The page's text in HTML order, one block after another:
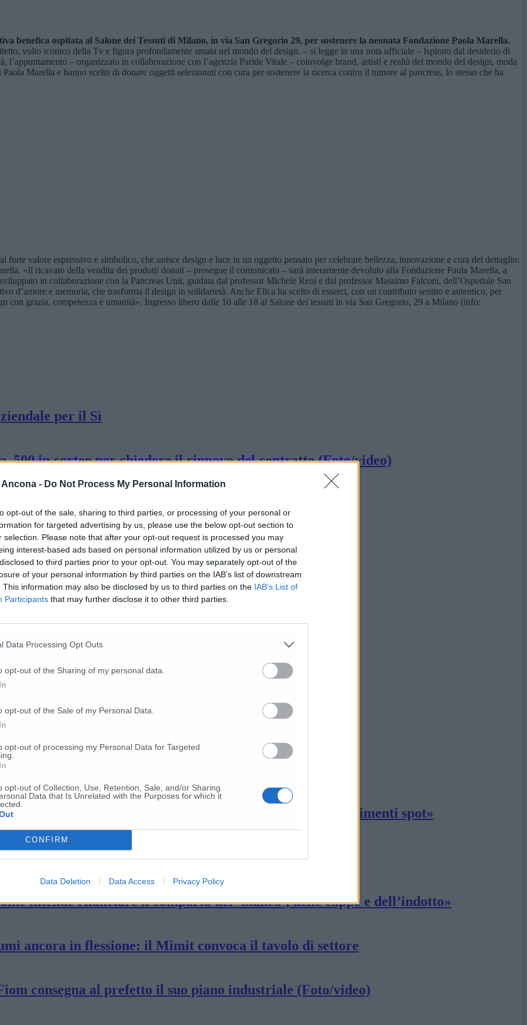
- Do Not Process My Personal Information
opt-out of the sale, sharing to third parties, or processing of your personal or
for targeted advertising by us, please use the below opt-out section to
selection. Please note that after your opt-out request is processed you may
interest-based ads based on personal information utilized by us or personal
to third parties prior to your opt-out. You may separately opt-out of the
of your personal information by third parties on the IAB’s list of downstream
This information may also be disclosed by us to third parties on the IAB’s List of
Participants that may further disclose it to other third parties.
Data Processing Opt Outs
opt-out of the Sharing of my personal data.
opt-out of the Sale of my Personal Data.
opt-out of processing my Personal Data for Targeted
opt-out of Collection, Use, Retention, Sale, and/or Sharing
Data that Is Unrelated with the Purposes for which it
CONFIRM
Data Deletion Data Access Privacy Policy
benefica ospitata al Salone dei Tessuti di Milano, in via San Gregorio 29, per sostenere la neonata Fondazione Paola Marella.
volto iconico della Tv e figura profondamente amata nel mondo del design. – si legge in una nota ufficiale – Ispirato dal desiderio di
l’appuntamento – organizzato in collaborazione con l’agenzia Paride Vitale – coinvolge brand, artisti e realtà del mondo del design, moda
Marella e hanno scelto di donare oggetti selezionati con cura per sostenere la ricerca contro il tumore al pancreas, lo stesso che ha
valore espressivo e simbolico, che unisce design e luce in un oggetto pensato per celebrare bellezza, innovazione e cura del dettaglio:
«Il ricavato della vendita dei prodotti donati – prosegue il comunicato – sarà interamente devoluto alla Fondazione Paola Marella, a
in collaborazione con la Pancreas Unit, guidata dal professor Michele Reni e dal professor Massimo Falconi, dell’Ospedale San
d’amore e memoria, che trasforma il design in solidarietà. Anche Elica ha scelto di esserci, con un contributo sentito e autentico, per
con grazia, competenza e umanità». Ingresso libero dalle 10 alle 18 al Salone dei tessuti in via San Gregorio, 29 a Milano (info:
per il Sì
500 in corteo per chiedere il rinnovo del contratto (Foto/video)
altissima alla Beko e nelle fabbriche del Fabrianese
di aXiair
riconoscimento dal Mimit
gli innovatori spicca il nome di Francesco Casoli
il Compasso D’Oro
i dati della trimestrale di Elica»
rispetti l’accordo»
«Per salvare il settore servono interventi e non provvedimenti spot»
utile netto di 13,4 milioni di euro
intende rilanciare il comparto del ‘bianco’, delle cappe e dell’indotto»
ancora in flessione: il Mimit convoca il tavolo di settore
consegna al prefetto il suo piano industriale (Foto/video)